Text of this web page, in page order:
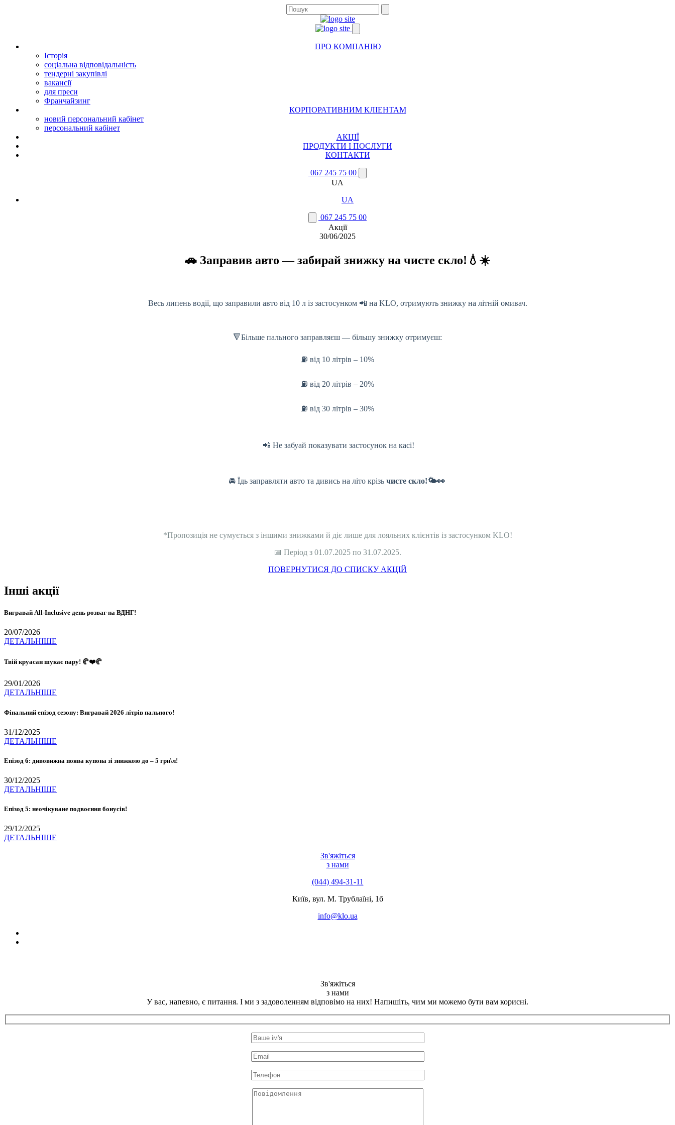
ПРО КОМПАНІЮ
Історія
соціальна відповідальність
тендерні закупівлі
вакансії
для преси
Франчайзинг
КОРПОРАТИВНИМ КЛІЕНТАМ
новий персональний кабінет
персональний кабінет
АКЦІЇ
ПРОДУКТИ І ПОСЛУГИ
КОНТАКТИ
067 245 75 00
UA
UA
067 245 75 00
Акції
30/06/2025
🚗 Заправив авто — забирай знижку на чисте скло!💧☀️
Весь липень водії, що заправили авто від 10 л із застосунком 📲 на KLO, отримують знижку на літній омивач.
🔻Більше пального заправляєш — більшу знижку отримуєш:
⛽ від 10 літрів – 10%
⛽ від 20 літрів – 20%
⛽ від 30 літрів – 30%
📲 Не забуай показувати застосунок на касі!
🚘 Їдь заправляти авто та дивись на літо крізьчисте скло!🌤️👀
*Пропозиція не сумується з іншими знижками й діє лише для лояльних клієнтів із застосунком KLO!
📅 Період з 01.07.2025 по 31.07.2025.
ПОВЕРНУТИСЯ ДО СПИСКУ АКЦІЙ
Інші акції
Вигравай All-Inclusive день розваг на ВДНГ!
20/07/2026
ДЕТАЛЬНІШЕ
Твій круасан шукає пару! 🥐❤️🥐
29/01/2026
ДЕТАЛЬНІШЕ
Фінальний епізод сезону: Вигравай 2026 літрів пального!
31/12/2025
ДЕТАЛЬНІШЕ
Епізод 6: дивовижна поява купона зі знижкою до – 5 грн\л!
30/12/2025
ДЕТАЛЬНІШЕ
Епізод 5: неочікуване подвоєння бонусів!
29/12/2025
ДЕТАЛЬНІШЕ
Зв'яжіться
з нами
(044) 494-31-11
Київ, вул. М. Трублаїні, 1б
info@klo.ua
Зв'яжіться
з нами
У вас, напевно, є питання. І ми з задоволенням відповімо на них! Напишіть, чим ми можемо бути вам корисні.